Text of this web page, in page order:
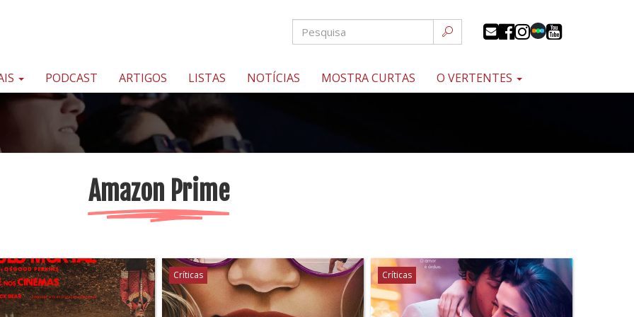
PODCAST ARTIGOS LISTAS NOTÍCIAS MOSTRA CURTAS O VERTENTES
Amazon Prime
Críticas Críticas